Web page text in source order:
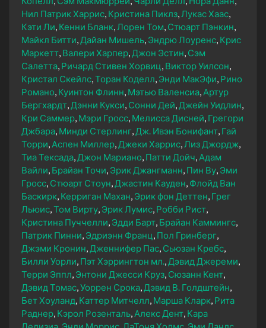
Нил Патрик Харрис Кристина Пиклз Лукас Хаас
Кэти Ли Кенни Бланк Лорен Том Стюарт Пэнкин
Майкл Битти Дайан Мишель Эндрю Лоуренс Крис
Маркетт Валери Харпер Джон Эстин Сэм
Салетта Ричард Стивен Хорвиц Виктор Уилсон
Кристал Скейлс Торан Коделл Энди МакЭфи Рино
Романо Куинтон Флинн Мэтью Валенсиа Артур
Бергхардт Дэнни Кукси Сонни Дей Джейн Уидлин
Кри Саммер Мэри Гросс Мелисса Дисней Грегори
Джбара Минди Стерлинг Дж. Ивэн Бонифант Гай
Торри Аспен Миллер Джеки Харрис Лиз Джордж
Тиа Тексада Джон Мариано Патти Дойч Адам
Вайли Брайан Точи Эрик Джангманн Пин Ву Эми
Гросс Стюарт Стоун Джастин Кауден Флойд Ван
Баскирк Керриган Махан Эрик фон Деттен Грег
Льюис Том Вирту Эрик Лумис Робби Рист
Кристина Пуччелли Эдди Барт Брайан Каммингс
Патрик Пинни Эдриэнн Франц Пол Гринберг
Джэми Кронин Дженнифер Пас Сьюзан Кребс
Билли Уорли Пэт Хэррингтон мл. Дэвид Джереми
Терри Эппл Энтони Джесси Круз Сюзанн Кент
Дэвид Томас Уоррен Срока Дэвид В. Голдштейн
Бет Хоуланд Каттер Митчелл Марша Кларк Рита
Раднер Кэрол Розенталь Алекс Дент Кара